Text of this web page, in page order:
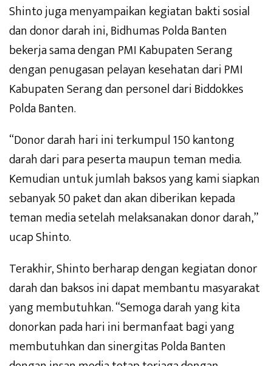
Shinto juga menyampaikan kegiatan bakti sosial
dan donor darah ini, Bidhumas Polda Banten
bekerja sama dengan PMI Kabupaten Serang
dengan penugasan pelayan kesehatan dari PMI
Kabupaten Serang dan personel dari Biddokkes
Polda Banten.
“Donor darah hari ini terkumpul 150 kantong
darah dari para peserta maupun teman media.
Kemudian untuk jumlah baksos yang kami siapkan
sebanyak 50 paket dan akan diberikan kepada
teman media setelah melaksanakan donor darah,”
ucap Shinto.
Terakhir, Shinto berharap dengan kegiatan donor
darah dan baksos ini dapat membantu masyarakat
yang membutuhkan. “Semoga darah yang kita
donorkan pada hari ini bermanfaat bagi yang
membutuhkan dan sinergitas Polda Banten